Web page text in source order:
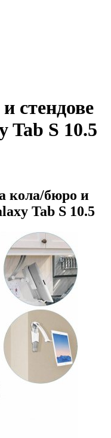
стендове
Tab S 10.5
кола/бюро и
Tab S 10.5